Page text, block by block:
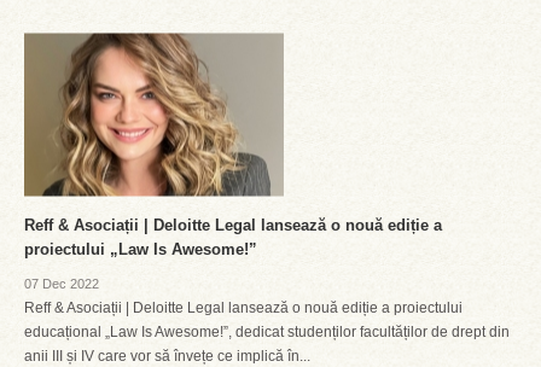
Reff & Asociații | Deloitte Legal lansează o nouă ediție a
proiectului „Law Is Awesome!”
07 Dec 2022
Reff & Asociații | Deloitte Legal lansează o nouă ediție a proiectului
educațional „Law Is Awesome!”, dedicat studenților facultăților de drept din
anii III și IV care vor să învețe ce implică în...